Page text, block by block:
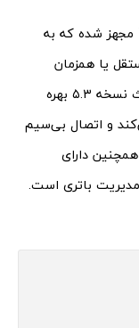
باسئوس Bowie WX5 TWS به فناوری TWS مجهز شده که به
یا همزمان
استفاده کنید. این ایرپاد 2 میلیونی از بلوتوث نسخه ۵.۳ بهره
را فراهم می‌کند و اتصال بی‌سیم
دارای